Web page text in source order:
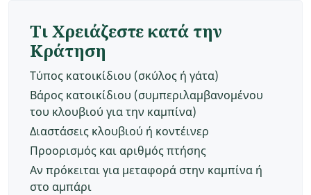
Τι Χρειάζεστε κατά την
Κράτηση
Τύπος κατοικίδιου (σκύλος ή γάτα)
Βάρος κατοικίδιου (συμπεριλαμβανομένου
του κλουβιού για την καμπίνα)
Διαστάσεις κλουβιού ή κοντέινερ
Προορισμός και αριθμός πτήσης
Αν πρόκειται για μεταφορά στην καμπίνα ή
στο αμπάρι